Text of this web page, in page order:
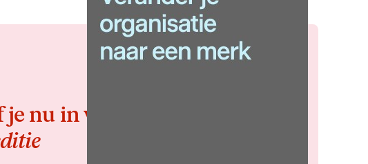
nu in voor de